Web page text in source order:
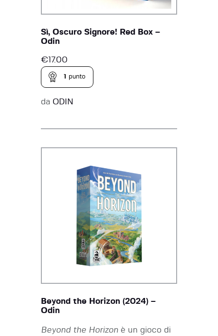
Sì, Oscuro Signore! Red Box –
Odin
€17.00
1 punto
da ODIN
Beyond the Horizon (2024) –
Odin
Beyond the Horizon è un gioco di